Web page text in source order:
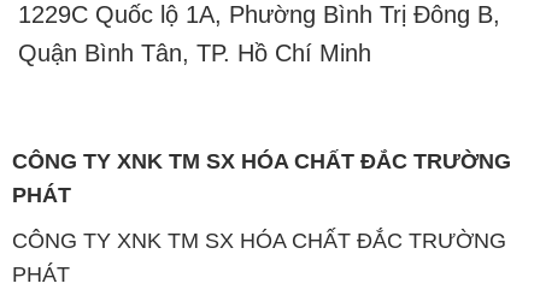
1229C Quốc lộ 1A, Phường Bình Trị Đông B,
Quận Bình Tân, TP. Hồ Chí Minh
CÔNG TY XNK TM SX HÓA CHẤT ĐẮC TRƯỜNG
PHÁT
CÔNG TY XNK TM SX HÓA CHẤT ĐẮC TRƯỜNG
PHÁT